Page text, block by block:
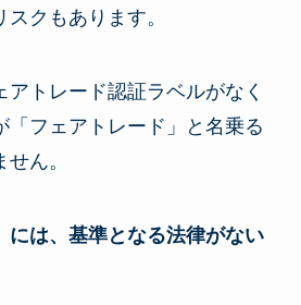
クもあります。
アトレード認証ラベルがなく
「フェアトレード」と名乗る
ん。
には、基準となる法律がない